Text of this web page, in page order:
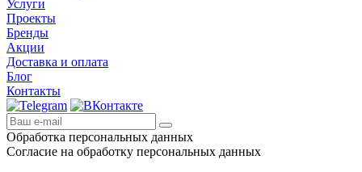
Услуги
Проекты
Бренды
Акции
Доставка и оплата
Блог
Контакты
Обработка персональных данных
Согласие на обработку персональных данных